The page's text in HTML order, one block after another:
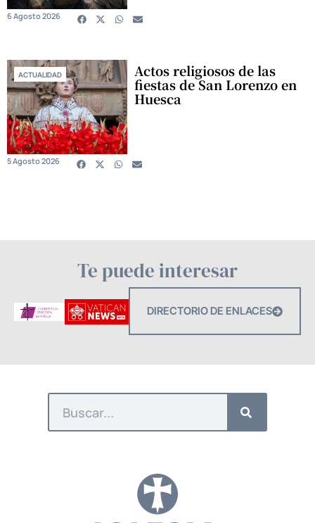
6 Agosto 2026
ACTUALIDAD Actos religiosos de las
fiestas de San Lorenzo en
Huesca
5 Agosto 2026
Te puede interesar
DIRECTORIO DE ENLACES